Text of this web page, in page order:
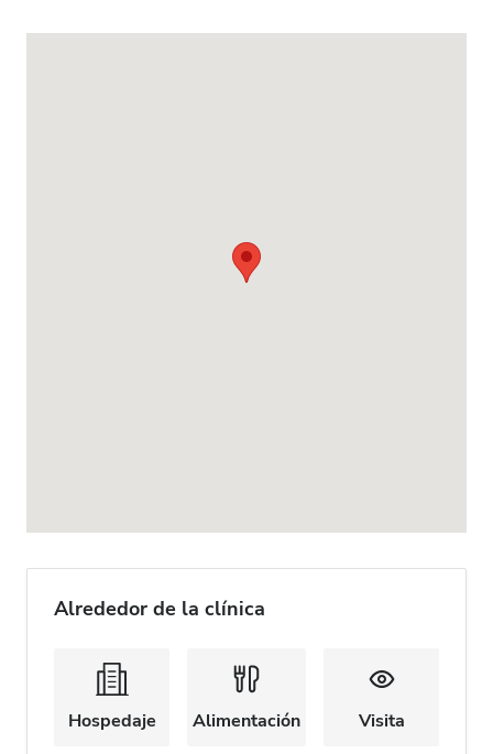
Alrededor de la clínica
Hospedaje Alimentación Visita